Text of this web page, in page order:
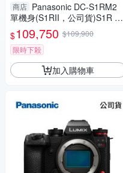
商店 Panasonic DC-S1RM2
單機身(S1RII，公司貨)S1R Ma
rk II S1R2
$109,750 $109,900
限時下殺
加入購物車